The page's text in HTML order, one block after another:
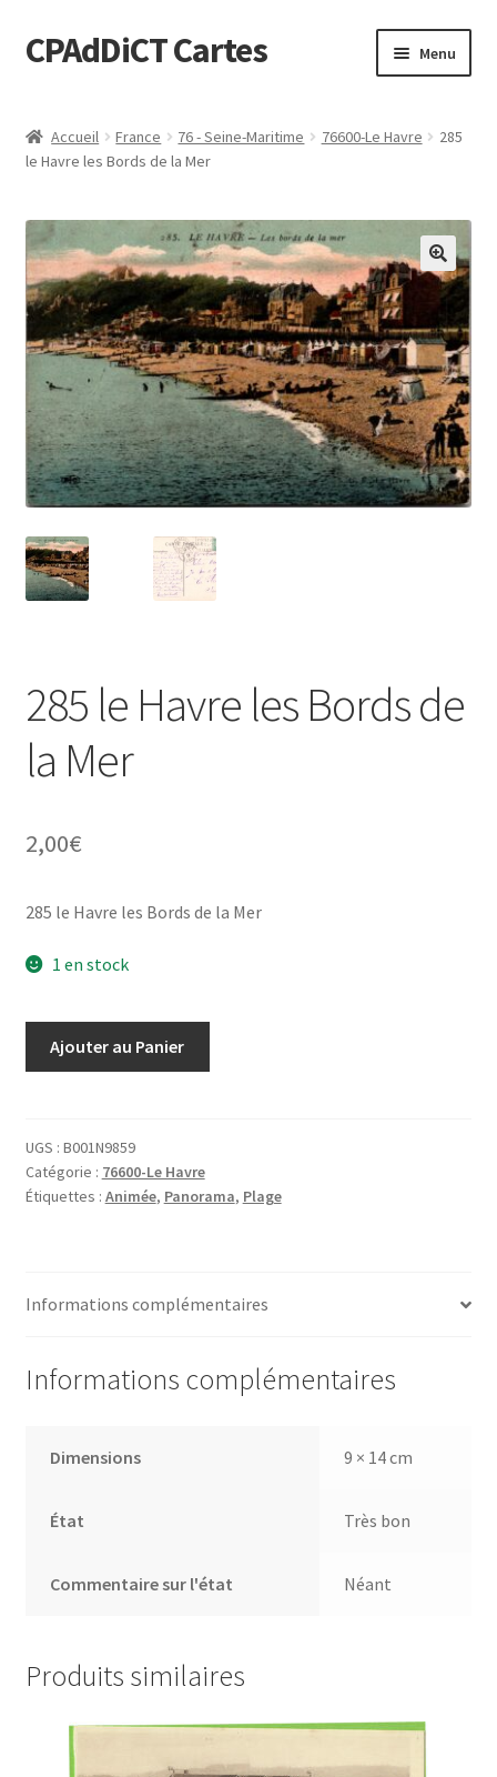
Aller
à
navigation
Aller
au
CPAdDiCT Cartes Menu
Panier
Accueil France 76 - Seine-Maritime 76600-Le Havre
285
le Havre les Bords de la Mer
285 le Havre les Bords de
la Mer
2,00€
285 le Havre les Bords de la Mer
1 en stock
Havre
les
Bords
Ajouter au Panier
UGS : B001N9859
Catégorie : 76600-Le Havre
Étiquettes : Animée, Panorama, Plage
Informations complémentaires
Informations complémentaires
Dimensions 9 × 14 cm
État Très bon
Commentaire sur l'état Néant
Produits similaires